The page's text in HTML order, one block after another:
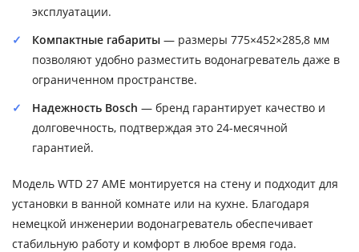
эксплуатации.
Компактные габариты — размеры 775×452×285,8 мм
позволяют удобно разместить водонагреватель даже в
ограниченном пространстве.
Надежность Bosch — бренд гарантирует качество и
долговечность, подтверждая это 24-месячной
гарантией.
Модель WTD 27 AME монтируется на стену и подходит для
установки в ванной комнате или на кухне. Благодаря
немецкой инженерии водонагреватель обеспечивает
стабильную работу и комфорт в любое время года.